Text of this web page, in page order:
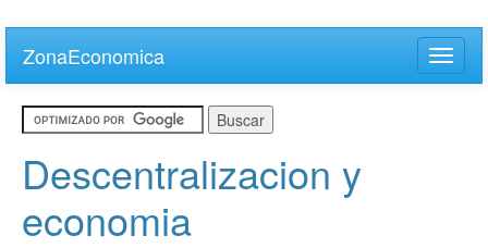
main
content
ZonaEconomica
Toggle
Descentralizacion y
economia